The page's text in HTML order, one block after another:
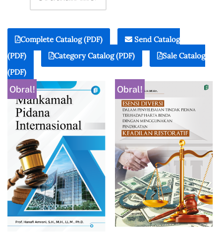
Complete Catalog (PDF)
Send Catalog
(PDF)
Category Catalog (PDF)
Sale Catalog
(PDF)
Obral! Obral!